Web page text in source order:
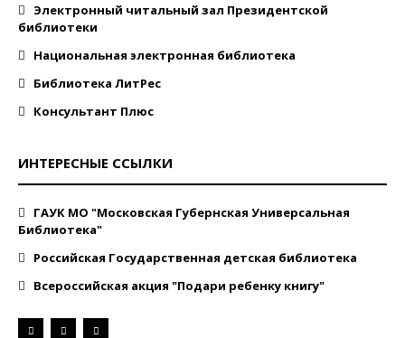
Электронный читальный зал Президентской
библиотеки
Национальная электронная библиотека
Библиотека ЛитРес
Консультант Плюс
ИНТЕРЕСНЫЕ ССЫЛКИ
ГАУК МО "Московская Губернская Универсальная
Библиотека"
Российская Государственная детская библиотека
Всероссийская акция "Подари ребенку книгу"